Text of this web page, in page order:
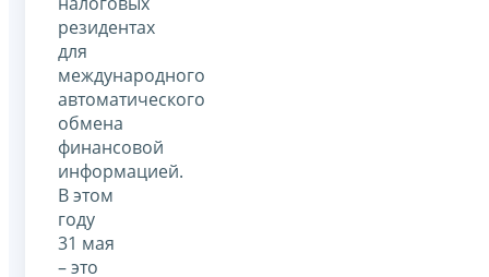
резидентах
для
международного
автоматического
обмена
финансовой
информацией.
В этом
году
31 мая
– это